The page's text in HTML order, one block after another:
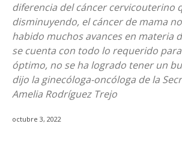
diferencia del cáncer cervicouterino
disminuyendo, el cáncer de mama
habido muchos avances en materia
se cuenta con todo lo requerido
óptimo, no se ha logrado tener un
dijo la ginecóloga-oncóloga de la
Amelia Rodríguez Trejo
octubre 3, 2022